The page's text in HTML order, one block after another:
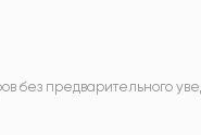
без предварительного